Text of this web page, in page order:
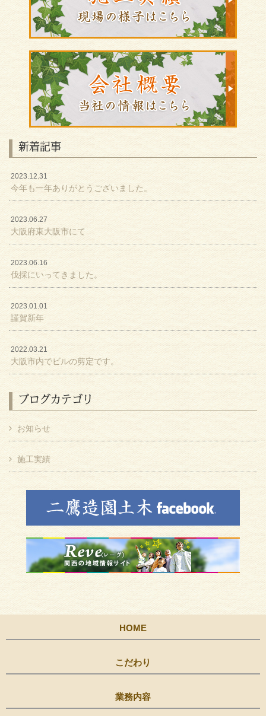
新着記事
2023.12.31
今年も一年ありがとうございました。
2023.06.27
大阪府東大阪市にて
2023.06.16
伐採にいってきました。
2023.01.01
謹賀新年
2022.03.21
大阪市内でビルの剪定です。
ブログカテゴリ
お知らせ
施工実績
HOME
こだわり
業務内容